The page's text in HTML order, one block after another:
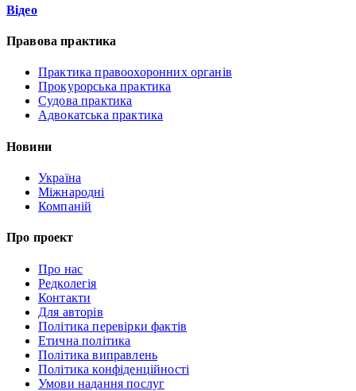
Відео
Правова практика
Практика правоохоронних органів
Прокурорська практика
Судова практика
Адвокатська практика
Новини
Україна
Міжнародні
Компаній
Про проект
Про нас
Редколегія
Контакти
Для авторів
Політика перевірки фактів
Етична політика
Політика виправлень
Політика конфіденційності
Умови надання послуг